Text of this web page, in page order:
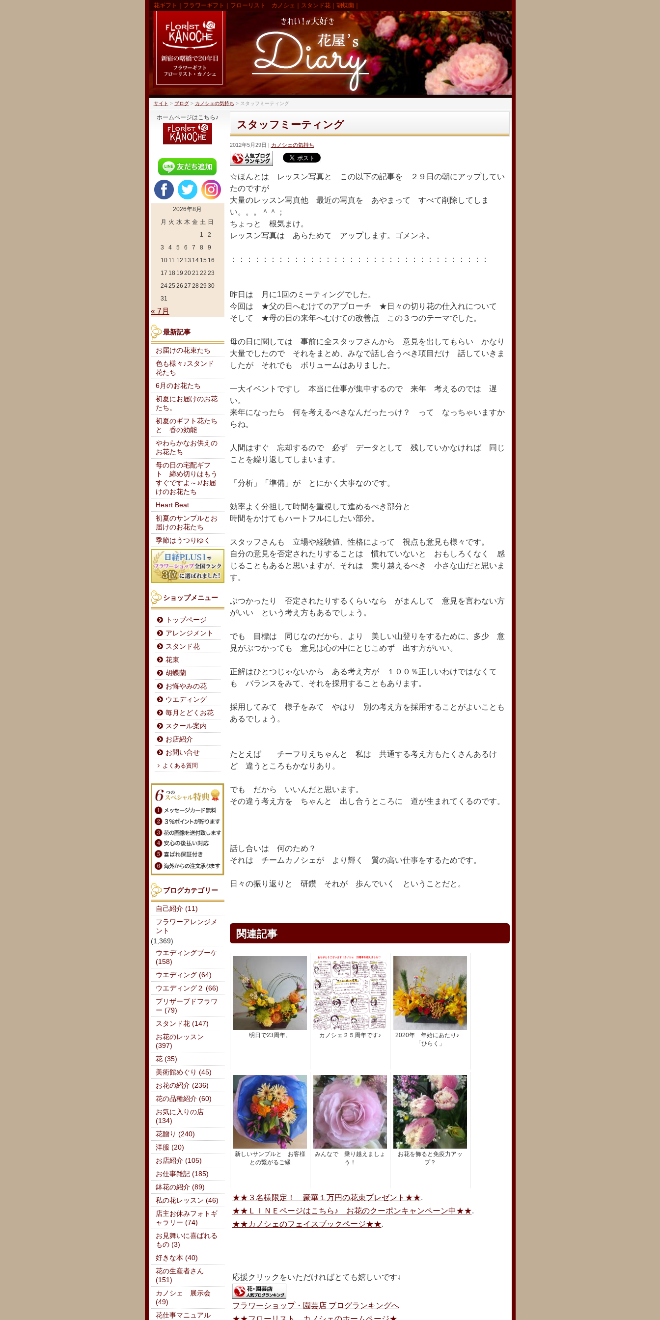
花ギフト｜フラワーギフト｜フローリスト カノシェ｜スタンド花｜胡蝶蘭｜
サイト > ブログ> カノシェの気持ち > スタッフミーティング
スタッフミーティング
2012年5月29日 カノシェの気持ち
☆ほんとは レッスン写真と この以下の記事を ２９日の朝にアップしてい
たのですが
大量のレッスン写真他 最近の写真を あやまって すべて削除してしま
い。。。＾＾；
ちょっと 根気まけ。
レッスン写真は あらためて アップします。ゴメンネ。
：：：：：：：：：：：：：：：：：：：：：：：：：：：：：：：：：
昨日は 月に1回のミーティングでした。
今回は ★父の日へむけてのアプローチ ★日々の切り花の仕入れについて
そして ★母の日の来年へむけての改善点 この３つのテーマでした。
母の日に関しては 事前に全スタッフさんから 意見を出してもらい かなり
大量でしたので それをまとめ、みなで話し合うべき項目だけ 話していきま
したが それでも ボリュームはありました。
一大イベントですし 本当に仕事が集中するので 来年 考えるのでは 遅
い。
来年になったら 何を考えるべきなんだったっけ？ って なっちゃいますか
らね。
人間はすぐ 忘却するので 必ず データとして 残していかなければ 同じ
ことを繰り返してしまいます。
「分析」「準備」が とにかく大事なのです。
効率よく分担して時間を重視して進めるべき部分と
時間をかけてもハートフルにしたい部分。
スタッフさんも 立場や経験値、性格によって 視点も意見も様々です。
自分の意見を否定されたりすることは 慣れていないと おもしろくなく 感
じることもあると思いますが、それは 乗り越えるべき 小さな山だと思いま
す。
ぶつかったり 否定されたりするくらいなら がまんして 意見を言わない方
がいい という考え方もあるでしょう。
でも 目標は 同じなのだから、より 美しい山登りをするために、多少 意
見がぶつかっても 意見は心の中にとじこめず 出す方がいい。
正解はひとつじゃないから ある考え方が １００％正しいわけではなくて
も バランスをみて、それを採用することもあります。
採用してみて 様子をみて やはり 別の考え方を採用することがよいことも
あるでしょう。
たとえば チーフりえちゃんと 私は 共通する考え方もたくさんあるけ
ど 違うところもかなりあり。
でも だから いいんだと思います。
その違う考え方を ちゃんと 出し合うところに 道が生まれてくるのです。
話し合いは 何のため？
それは チームカノシェが より輝く 質の高い仕事をするためです。
日々の振り返りと 研鑽 それが 歩んでいく ということだと。
関連記事
明日で23周年。 カノシェ２５周年です♪
2020年 年始にあたり♪
「ひらく」
新しいサンプルと お客様
との繋がるご縁
みんなで 乗り越えましょ
う！
お花を飾ると免疫力アッ
プ？
★★３名様限定！ 豪華１万円の花束プレゼント★★.
★★ＬＩＮＥページはこちら♪ お花のクーポンキャンペーン中★★.
★★カノシェのフェイスブックページ★★.
応援クリックをいただければとても嬉しいです↓
フラワーショップ・園芸店 ブログランキングへ
ホームページはこちら♪
2026年8月
月 火 水 木 金 土 日
1
2
3
4 5 6 7 8
9
10 11 12 13 14 15 16
17 18 19 2021 22 23
2425 26 27 28 29 30
31
« 7月
最新記事
お届けの花束たち
色も様々♪スタンド
花たち
6月のお花たち
初夏にお届けのお花
たち。
初夏のギフト花たち
と 香の効能
やわらかなお供えの
お花たち
母の日の宅配ギフ
ト 締め切りはもう
すぐですよ～♪/お届
けのお花たち
Heart Beat
初夏のサンプルとお
届けのお花たち
季節はうつりゆく
ショップメニュー
トップページ
アレンジメント
スタンド花
花束
胡蝶蘭
お悔やみの花
ウエディング
毎月とどくお花
スクール案内
お店紹介
お問い合せ
よくある質問
ブログカテゴリー
自己紹介 (11)
フラワーアレンジメ
ント
(1,369)
ウエディングブーケ
(158)
ウエディング (64)
ウエディング２ (66)
プリザーブドフラワ
ー (79)
スタンド花 (147)
お花のレッスン
(397)
花 (35)
美術館めぐり (45)
お花の紹介 (236)
花の品種紹介 (60)
お気に入りの店
(134)
花贈り (240)
洋服 (20)
お店紹介 (105)
お仕事雑記 (185)
鉢花の紹介 (89)
私の花レッスン (46)
店主お休みフォトギ
ャラリー (74)
お見舞いに喜ばれる
もの (3)
好きな本 (40)
花の生産者さん
(151)
カノシェ 展示会
(49)
花仕事マニュアル